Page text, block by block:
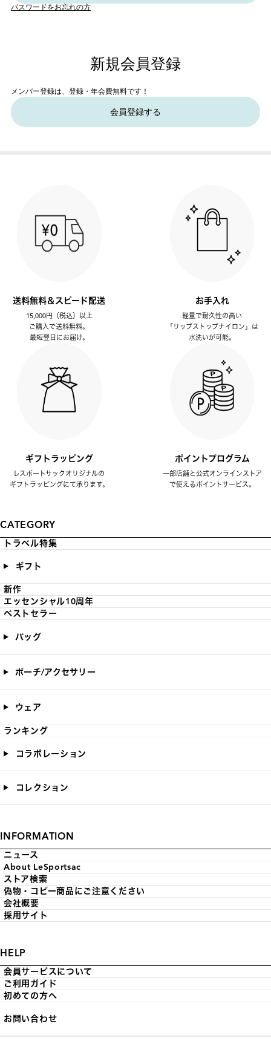
パスワードをお忘れの方
新規会員登録
メンバー登録は、登録・年会費無料です！
会員登録する
送料無料＆スピード配送
15,000円（税込）以上
ご購入で送料無料。
最短翌日にお届け。
お手入れ
軽量で耐久性の高い
「リップストップナイロン」は
水洗いが可能。
ギフトラッピング
レスポートサックオリジナルの
ギフトラッピングにて承ります。
ポイントプログラム
一部店舗と公式オンラインストア
で使えるポイントサービス。
CATEGORY
トラベル特集
ギフト
新作
エッセンシャル10周年
ベストセラー
バッグ
ポーチ/アクセサリー
ウェア
ランキング
コラボレーション
コレクション
INFORMATION
ニュース
About LeSportsac
ストア検索
偽物・コピー商品にご注意ください
会社概要
採用サイト
HELP
会員サービスについて
ご利用ガイド
初めての方へ
お問い合わせ